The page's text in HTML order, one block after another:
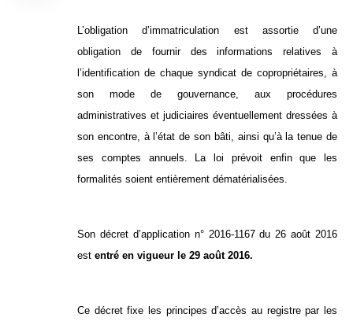
L’obligation d’immatriculation est assortie d’une
obligation de fournir des informations relatives à
l’identification de chaque syndicat de copropriétaires, à
son mode de gouvernance, aux procédures
administratives et judiciaires éventuellement dressées à
son encontre, à l’état de son bâti, ainsi qu’à la tenue de
ses comptes annuels. La loi prévoit enfin que les
formalités soient entièrement dématérialisées.
Son décret d’application n° 2016-1167 du 26 août 2016
est entré en vigueur le 29 août 2016.
Ce décret fixe les principes d’accès au registre par les